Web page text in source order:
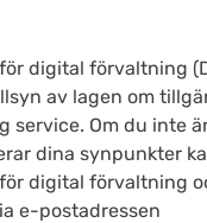
digital förvaltning
av lagen om
service. Om du inte
dina synpunkter
digital förvaltning
e-postadressen